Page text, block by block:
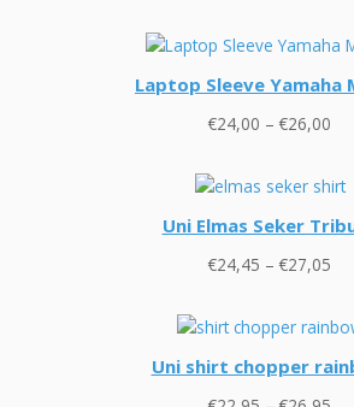
Laptop Sleeve Yamaha
€24,00 – €26,00
Uni Elmas Seker
€24,45 – €27,05
tot
Uni shirt chopper